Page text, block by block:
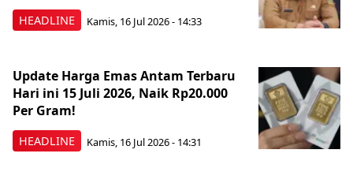
HEADLINE Kamis, 16 Jul 2026 - 14:33
HEADLINE
Update Harga Emas Antam Terbaru
Hari ini 15 Juli 2026, Naik Rp20.000
Per Gram!
Kamis, 16 Jul 2026 - 14:31